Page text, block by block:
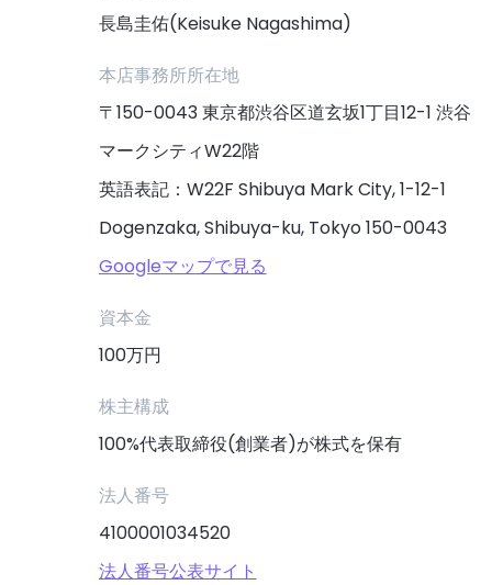
長島圭佑(Keisuke Nagashima)
本店事務所所在地
〒150-0043 東京都渋谷区道玄坂1丁目12-1 渋谷
マークシティW22階
英語表記：W22F Shibuya Mark City, 1-12-1
Dogenzaka, Shibuya-ku, Tokyo 150-0043
Googleマップで見る
資本金
100万円
株主構成
100%代表取締役(創業者)が株式を保有
法人番号
4100001034520
法人番号公表サイト